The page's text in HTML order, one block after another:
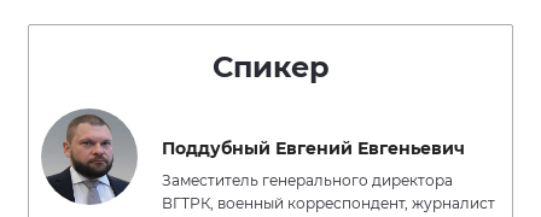
Спикер
Поддубный Евгений Евгеньевич
Заместитель генерального директора
ВГТРК, военный корреспондент, журналист